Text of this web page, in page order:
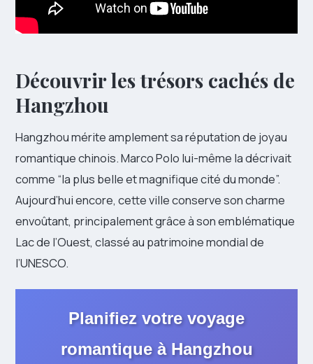
Découvrir les trésors cachés de
Hangzhou
Hangzhou mérite amplement sa réputation de joyau
romantique chinois. Marco Polo lui-même la décrivait
comme “la plus belle et magnifique cité du monde”.
Aujourd’hui encore, cette ville conserve son charme
envoûtant, principalement grâce à son emblématique
Lac de l’Ouest, classé au patrimoine mondial de
l’UNESCO.
Planifiez votre voyage
romantique à Hangzhou